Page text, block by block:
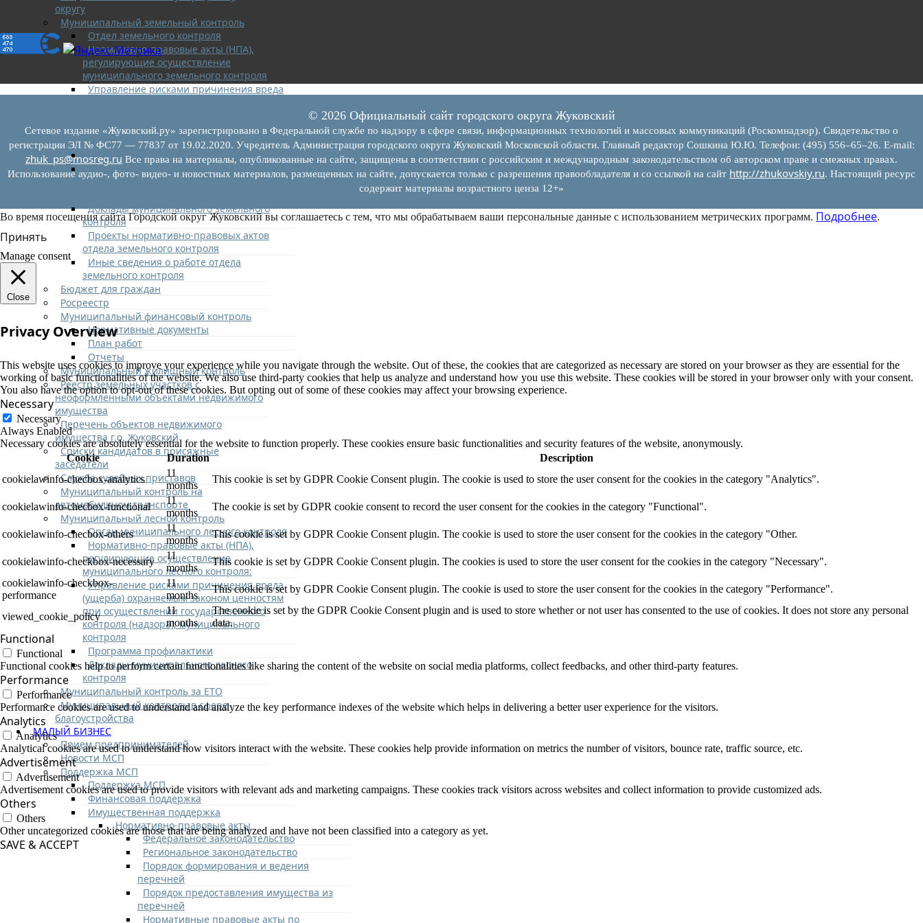
округу
Муниципальный земельный контроль
Отдел земельного контроля
Нормативно-правовые акты (НПА),
регулирующие осуществление
муниципального земельного контроля
Управление рисками причинения вреда
контроля (надзора), муниципального
контроля
Программа профилактики
Перечень сведений и документов, которые
могут запрашиваться у контролируемого
Доклады муниципального земельного
контроля
Проекты нормативно-правовых актов
отдела земельного контроля
Иные сведения о работе отдела
земельного контроля
Бюджет для граждан
Росреестр
Муниципальный финансовый контроль
Нормативные документы
План работ
Отчеты
Муниципальный жилищный контроль
Реестр земельных участков с
неоформленными объектами недвижимого
имущества
Перечень объектов недвижимого
имущества г.о. Жуковский
Списки кандидатов в присяжные
заседатели
Служба судебных приставов
Муниципальный контроль на
автомобильном транспорте
Муниципальный лесной контроль
Орган муниципального лесного контроля
Нормативно-правовые акты (НПА),
регулирующие осуществление
муниципального лесного контроля:
Управление рисками причинения вреда
(ущерба) охраняемым законом ценностям
при осуществлении государственного
контроля (надзора), муниципального
контроля
Программа профилактики
Доклады муниципального лесного
контроля
Муниципальный контроль за ЕТО
Муниципальный контроль в сфере
благоустройства
МАЛЫЙ БИЗНЕС
Прием предпринимателей
Новости МСП
Поддержка МСП
Поддержка МСП
Финансовая поддержка
Имущественная поддержка
Нормативно-правовые акты
Федеральное законодательство
Региональное законодательство
Порядок формирования и ведения
перечней
Порядок предоставления имущества из
перечней
Нормативные правовые акты по
© 2026 Официальный сайт городского округа Жуковский
Сетевое издание «Жуковский.ру» зарегистрировано в Федеральной службе по надзору в сфере связи, информационных технологий и массовых коммуникаций (Роскомнадзор). Свидетельство о
регистрации ЭЛ № ФС77 — 77837 от 19.02.2020. Учредитель Администрация городского округа Жуковский Московской области. Главный редактор Сошкина Ю.Ю. Телефон: (495) 556–65–26. E‑mail:
zhuk_ps@mosreg.ru Все права на материалы, опубликованные на сайте, защищены в соответствии с российским и международным законодательством об авторском праве и смежных правах.
Использование аудио-, фото- видео- и новостных материалов, размещенных на сайте, допускается только с разрешения правообладателя и со ссылкой на сайт http://zhukovskiy.ru. Настоящий ресурс
содержит материалы возрастного ценза 12+»
Во время посещения сайта Городской округ Жуковский вы соглашаетесь с тем, что мы обрабатываем ваши персональные данные с использованием метрических программ. Подробнее.
Принять
Manage consent
Close
Privacy Overview
This website uses cookies to improve your experience while you navigate through the website. Out of these, the cookies that are categorized as necessary are stored on your browser as they are essential for the
working of basic functionalities of the website. We also use third-party cookies that help us analyze and understand how you use this website. These cookies will be stored in your browser only with your consent.
You also have the option to opt-out of these cookies. But opting out of some of these cookies may affect your browsing experience.
Necessary
Necessary
Always Enabled
Necessary cookies are absolutely essential for the website to function properly. These cookies ensure basic functionalities and security features of the website, anonymously.
Cookie
Duration
Description
cookielawinfo-checbox-analytics
11
months
This cookie is set by GDPR Cookie Consent plugin. The cookie is used to store the user consent for the cookies in the category "Analytics".
cookielawinfo-checbox-functional
11
months
The cookie is set by GDPR cookie consent to record the user consent for the cookies in the category "Functional".
cookielawinfo-checbox-others
11
months
This cookie is set by GDPR Cookie Consent plugin. The cookie is used to store the user consent for the cookies in the category "Other.
cookielawinfo-checkbox-necessary
11
months
This cookie is set by GDPR Cookie Consent plugin. The cookies is used to store the user consent for the cookies in the category "Necessary".
cookielawinfo-checkbox-
performance
11
months
This cookie is set by GDPR Cookie Consent plugin. The cookie is used to store the user consent for the cookies in the category "Performance".
viewed_cookie_policy
11
months
The cookie is set by the GDPR Cookie Consent plugin and is used to store whether or not user has consented to the use of cookies. It does not store any personal
data.
Functional
Functional
Functional cookies help to perform certain functionalities like sharing the content of the website on social media platforms, collect feedbacks, and other third-party features.
Performance
Performance
Performance cookies are used to understand and analyze the key performance indexes of the website which helps in delivering a better user experience for the visitors.
Analytics
Analytics
Analytical cookies are used to understand how visitors interact with the website. These cookies help provide information on metrics the number of visitors, bounce rate, traffic source, etc.
Advertisement
Advertisement
Advertisement cookies are used to provide visitors with relevant ads and marketing campaigns. These cookies track visitors across websites and collect information to provide customized ads.
Others
Others
Other uncategorized cookies are those that are being analyzed and have not been classified into a category as yet.
SAVE & ACCEPT